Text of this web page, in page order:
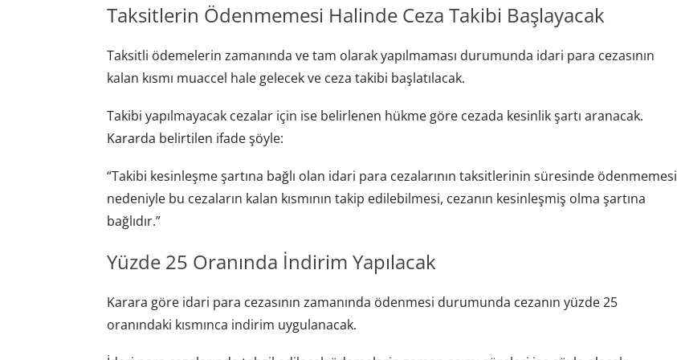
Taksitlerin Ödenmemesi Halinde Ceza Takibi Başlayacak
Taksitli ödemelerin zamanında ve tam olarak yapılmaması durumunda idari para cezasının
kalan kısmı muaccel hale gelecek ve ceza takibi başlatılacak.
Takibi yapılmayacak cezalar için ise belirlenen hükme göre cezada kesinlik şartı aranacak.
Kararda belirtilen ifade şöyle:
“Takibi kesinleşme şartına bağlı olan idari para cezalarının taksitlerinin süresinde ödenmemesi
nedeniyle bu cezaların kalan kısmının takip edilebilmesi, cezanın kesinleşmiş olma şartına
bağlıdır.”
Yüzde 25 Oranında İndirim Yapılacak
Karara göre idari para cezasının zamanında ödenmesi durumunda cezanın yüzde 25
oranındaki kısmınca indirim uygulanacak.